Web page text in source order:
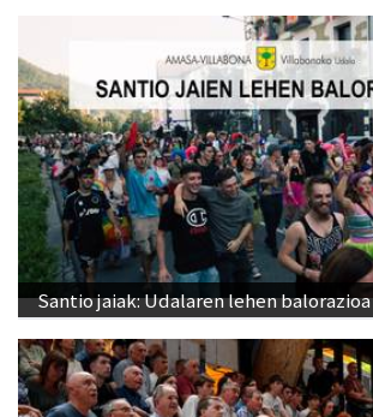
Santio jaiak: Udalaren lehen balorazioa